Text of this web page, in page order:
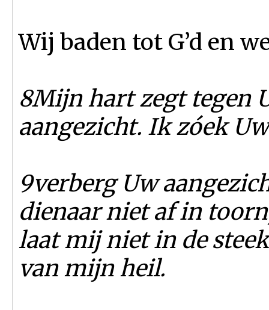
Wij baden tot G’d en
8Mijn hart zegt tegen
aangezicht. Ik zóek
9verberg Uw
dienaar niet af in
laat mij niet in de
van mijn heil.